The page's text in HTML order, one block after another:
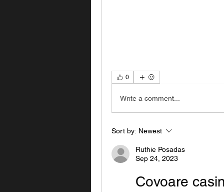
0
Write a comment...
Sort by: Newest
Ruthie Posadas
Sep 24, 2023
Covoare